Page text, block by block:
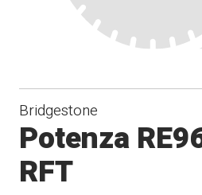
Bridgestone
Potenza
RFT